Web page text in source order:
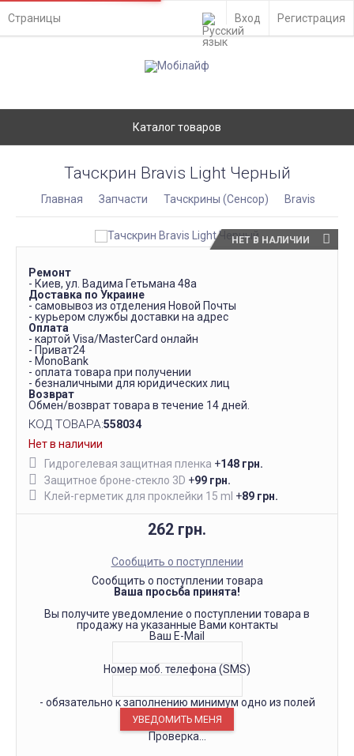
Страницы Вход Регистрация
Каталог товаров
Тачскрин Bravis Light Черный
Главная Запчасти Тачскрины (Сенсор) Bravis
НЕТ В НАЛИЧИИ
Ремонт
- Киев, ул. Вадима Гетьмана 48а
Доставка по Украине
- самовывоз из отделения Новой Почты
- курьером службы доставки на адрес
Оплата
- картой Visa/MasterCard онлайн
- Приват24
- MonoBank
- оплата товара при получении
- безналичными для юридических лиц
Возврат
Обмен/возврат товара в течение 14 дней.
КОД ТОВАРА:558034
Нет в наличии
Гидрогелевая защитная пленка +148 грн.
Защитное броне-стекло 3D +99 грн.
Клей-герметик для проклейки 15 ml +89 грн.
262 грн.
Сообщить о поступлении
Сообщить о поступлении товара
Ваша просьба принята!
Вы получите уведомление о поступлении товара в
продажу на указанные Вами контакты
Ваш E-Mail
Номер моб. телефона (SMS)
- обязательно к заполнению минимум одно из полей
Проверка...